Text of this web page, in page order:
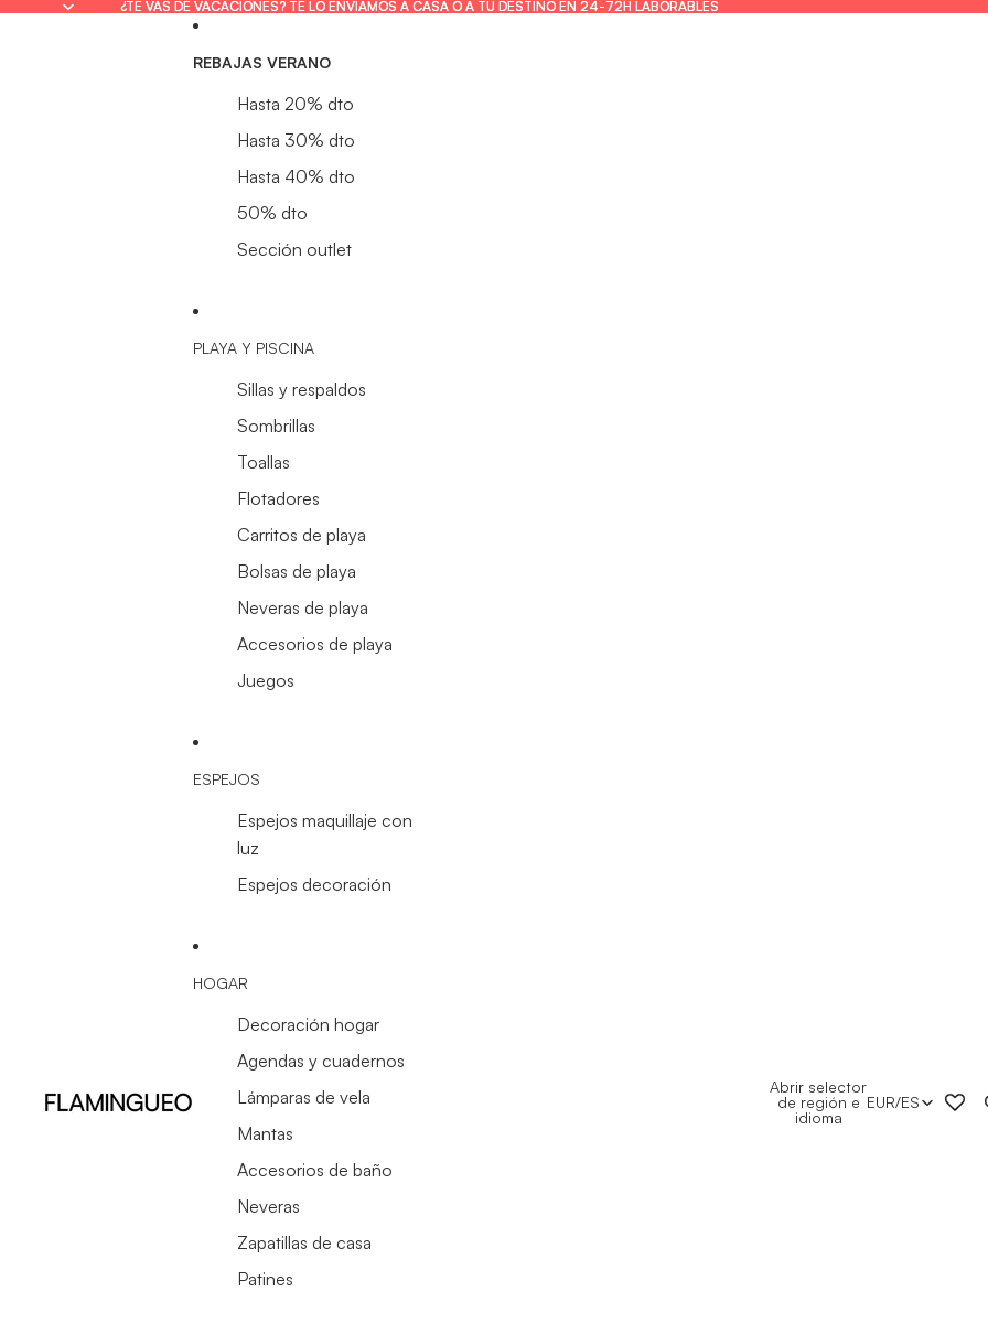
¿TE VAS DE VACACIONES? TE LO ENVIAMOS A CASA O A TU DESTINO EN 24-72H LABORABLES
¿TE VAS DE VACACIONES? TE LO ENVIAMOS A CASA O A TU DESTINO EN 24-72H LABORABLES
REBAJAS VERANO
Hasta 20% dto
Hasta 30% dto
Hasta 40% dto
50% dto
Sección outlet
PLAYA Y PISCINA
Sillas y respaldos
Sombrillas
Toallas
Flotadores
Carritos de playa
Bolsas de playa
Neveras de playa
Accesorios de playa
Juegos
ESPEJOS
Espejos maquillaje con
luz
Espejos decoración
HOGAR
Decoración hogar
Agendas y cuadernos
Lámparas de vela
Mantas
Accesorios de baño
Neveras
Zapatillas de casa
Patines
Abrir selector
de región e
idioma
EUR/ES